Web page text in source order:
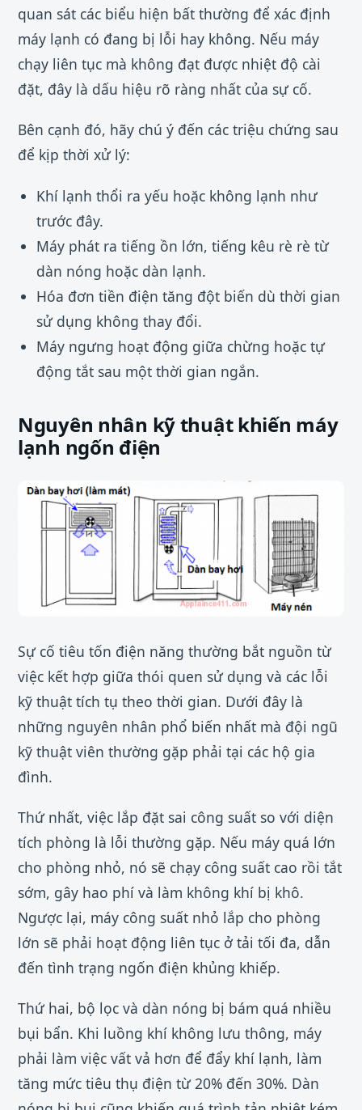
quan sát các biểu hiện bất thường để xác định
máy lạnh có đang bị lỗi hay không. Nếu máy
chạy liên tục mà không đạt được nhiệt độ cài
đặt, đây là dấu hiệu rõ ràng nhất của sự cố.
Bên cạnh đó, hãy chú ý đến các triệu chứng sau
để kịp thời xử lý:
Khí lạnh thổi ra yếu hoặc không lạnh như
trước đây.
Máy phát ra tiếng ồn lớn, tiếng kêu rè rè từ
dàn nóng hoặc dàn lạnh.
Hóa đơn tiền điện tăng đột biến dù thời gian
sử dụng không thay đổi.
Máy ngưng hoạt động giữa chừng hoặc tự
động tắt sau một thời gian ngắn.
Nguyên nhân kỹ thuật khiến máy
lạnh ngốn điện
Sự cố tiêu tốn điện năng thường bắt nguồn từ
việc kết hợp giữa thói quen sử dụng và các lỗi
kỹ thuật tích tụ theo thời gian. Dưới đây là
những nguyên nhân phổ biến nhất mà đội ngũ
kỹ thuật viên thường gặp phải tại các hộ gia
đình.
Thứ nhất, việc lắp đặt sai công suất so với diện
tích phòng là lỗi thường gặp. Nếu máy quá lớn
cho phòng nhỏ, nó sẽ chạy công suất cao rồi tắt
sớm, gây hao phí và làm không khí bị khô.
Ngược lại, máy công suất nhỏ lắp cho phòng
lớn sẽ phải hoạt động liên tục ở tải tối đa, dẫn
đến tình trạng ngốn điện khủng khiếp.
Thứ hai, bộ lọc và dàn nóng bị bám quá nhiều
bụi bẩn. Khi luồng khí không lưu thông, máy
phải làm việc vất vả hơn để đẩy khí lạnh, làm
tăng mức tiêu thụ điện từ 20% đến 30%. Dàn